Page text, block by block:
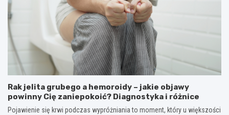
Rak jelita grubego a hemoroidy – jakie objawy
powinny Cię zaniepokoić? Diagnostyka i różnice
Pojawienie się krwi podczas wypróżniania to moment, który u większości